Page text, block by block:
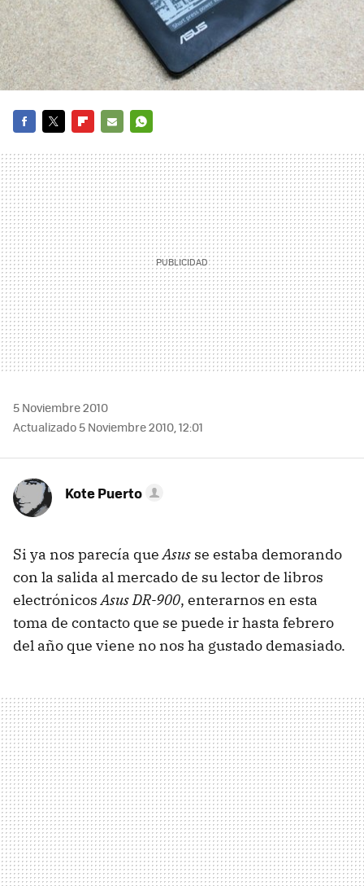
MAIL
5 Noviembre 2010
Actualizado 5 Noviembre 2010, 12:01
Kote Puerto
Si ya nos parecía queAsus se estaba demorando
con la salida al mercado de su lector de libros
electrónicosAsus DR-900, enterarnos en esta
toma de contacto que se puede ir hasta febrero
del año que viene no nos ha gustado demasiado.